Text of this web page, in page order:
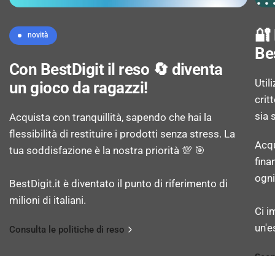
Sistema di bilanciamento carico: Sì
Riconoscimento automatico carichi: Sì
Umidità residua: 53,9%
Temperatura regolabile: Sì
Funzione stiratura facile: Sì
Funzione aggiungi indumento (pausa): Sì
Funzione antipiega: Sì
novità
Con BestDigit il reso 🔄 diventa
un gioco da ragazzi!
Acquista con tranquillità, sapendo che hai la
flessibilità di restituire i prodotti senza stress. La
tua soddisfazione è la nostra priorità 💯 🎯
BestDigit.it è diventato il punto di riferimento di
milioni di italiani.
Consulta le politiche di reso
🔐
sia
Ci